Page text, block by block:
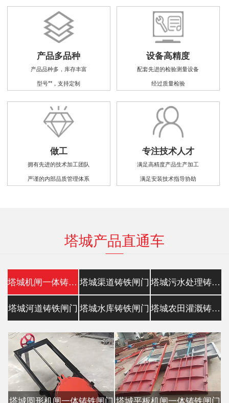
产品多品种
产品品种多，库存丰富
型号**，支持定制
设备高精度
配套先进的检验测量设备
经过质量检验
做工
拥有先进的技术加工团队
严谨的内部品质管理体系
专注技术人才
满足高精度产品生产加工
满足安装技术指导协助
塔城产品直通车
塔城机闸一体铸铁闸门 塔城渠道铸铁闸门 塔城污水处理铸铁镶铜闸门
塔城河道铸铁闸门 塔城水库铸铁闸门 塔城农田灌溉铸铁闸门
塔城圆形机闸一体铸铁闸门 塔城平板机闸一体铸铁闸门